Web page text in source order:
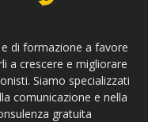
di formazione a favore
a crescere e migliorare
Siamo specializzati
comunicazione e nella
gratuita